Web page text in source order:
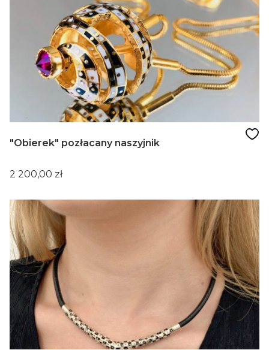
"Obierek" pozłacany naszyjnik
Cena
2 200,00 zł